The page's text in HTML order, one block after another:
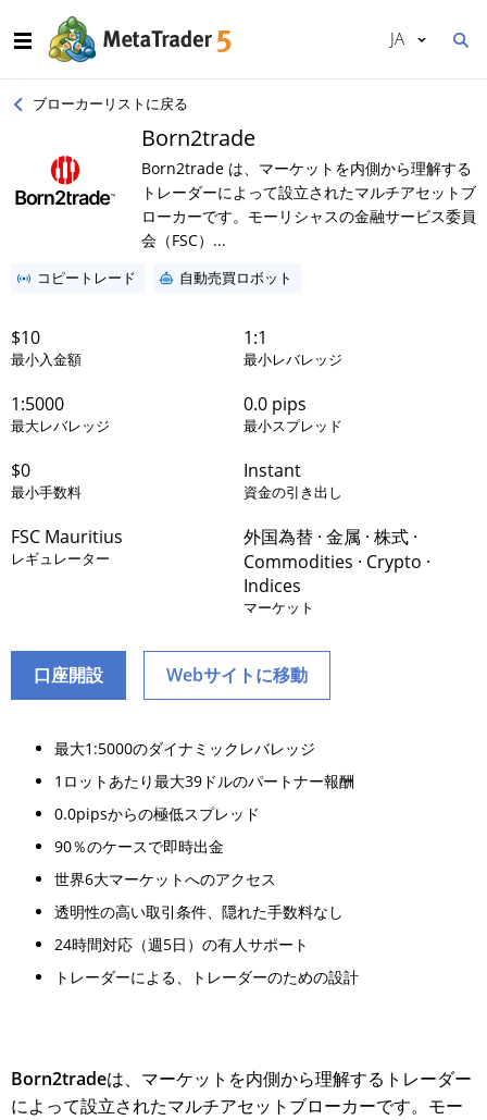
JA
ブローカーリストに戻る
Born2trade
Born2trade は、マーケットを内側から理解する
トレーダーによって設立されたマルチアセットブ
ローカーです。モーリシャスの金融サービス委員
会（FSC）...
コピートレード 自動売買ロボット
$10
最小入金額
1:1
最小レバレッジ
1:5000
最大レバレッジ
0.0 pips
最小スプレッド
$0
最小手数料
Instant
資金の引き出し
FSC Mauritius
レギュレーター
外国為替 · 金属 · 株式 ·
Commodities · Crypto ·
Indices
マーケット
口座開設 Webサイトに移動
最大1:5000のダイナミックレバレッジ
1ロットあたり最大39ドルのパートナー報酬
0.0pipsからの極低スプレッド
90％のケースで即時出金
世界6大マーケットへのアクセス
透明性の高い取引条件、隠れた手数料なし
24時間対応（週5日）の有人サポート
トレーダーによる、トレーダーのための設計
Born2tradeは、マーケットを内側から理解するトレーダー
によって設立されたマルチアセットブローカーです。モー